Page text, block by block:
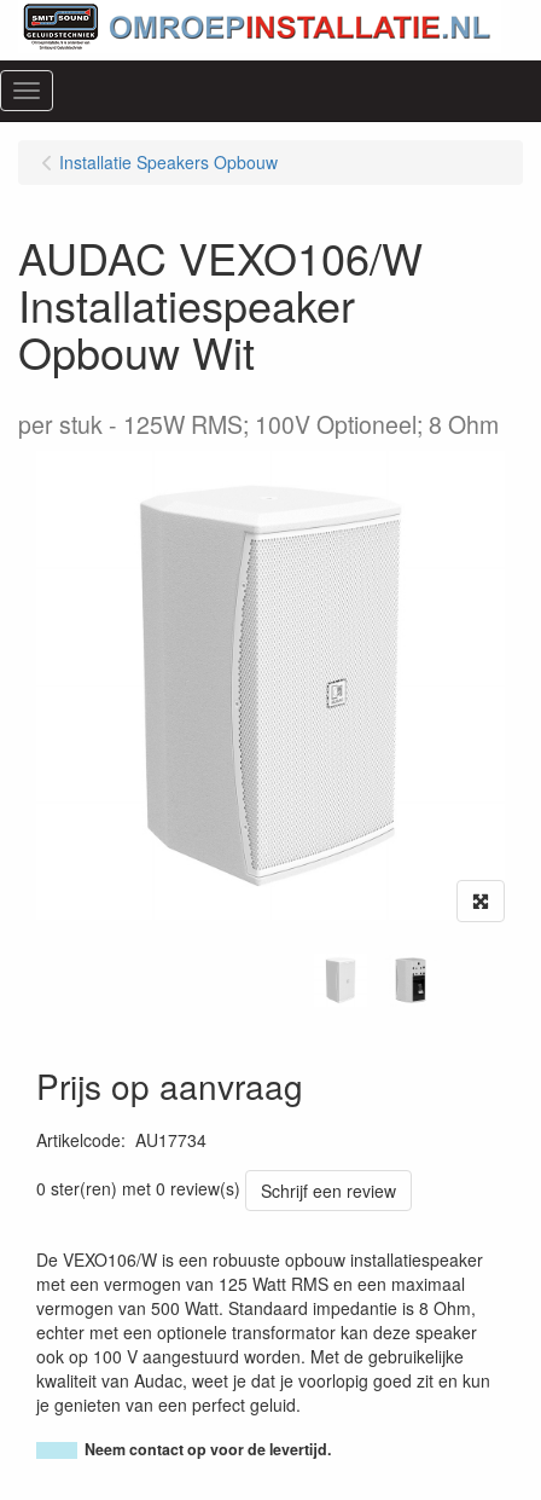
Menu
Installatie Speakers Opbouw
AUDAC VEXO106/W
Installatiespeaker
Opbouw Wit
per stuk 125W RMS; 100V Optioneel; 8 Ohm
Prijs op aanvraag
Artikelcode: AU17734
0 ster(ren) met 0 review(s)
Schrijf een review
De VEXO106/W is een robuuste opbouw installatiespeaker
met een vermogen van 125 Watt RMS en een maximaal
vermogen van 500 Watt. Standaard impedantie is 8 Ohm,
echter met een optionele transformator kan deze speaker
ook op 100 V aangestuurd worden. Met de gebruikelijke
kwaliteit van Audac, weet je dat je voorlopig goed zit en kun
je genieten van een perfect geluid.
Neem contact op voor de levertijd.